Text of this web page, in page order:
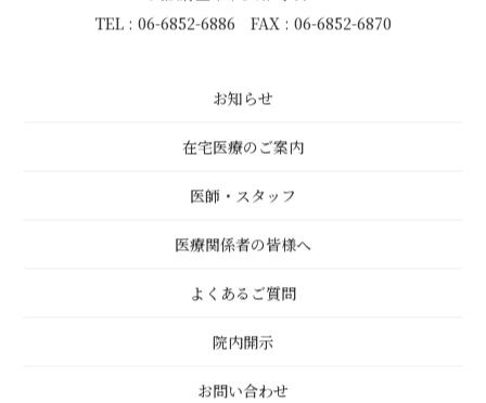
TEL : 06-6852-6886 FAX : 06-6852-6870
お知らせ
在宅医療のご案内
医師・スタッフ
医療関係者の皆様へ
よくあるご質問
院内開示
お問い合わせ